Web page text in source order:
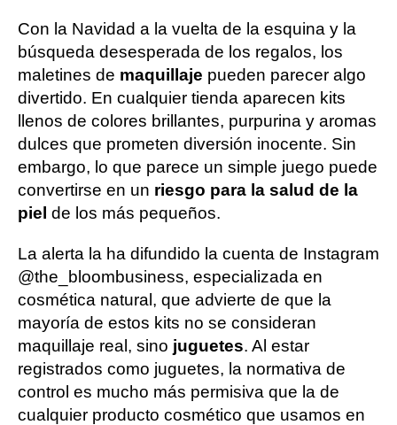
Con la Navidad a la vuelta de la esquina y la
búsqueda desesperada de los regalos, los
maletines de maquillaje pueden parecer algo
divertido. En cualquier tienda aparecen kits
llenos de colores brillantes, purpurina y aromas
dulces que prometen diversión inocente. Sin
embargo, lo que parece un simple juego puede
convertirse en un riesgo para la salud de la
piel de los más pequeños.
La alerta la ha difundido la cuenta de Instagram
@the_bloombusiness, especializada en
cosmética natural, que advierte de que la
mayoría de estos kits no se consideran
maquillaje real, sino juguetes. Al estar
registrados como juguetes, la normativa de
control es mucho más permisiva que la de
cualquier producto cosmético que usamos en